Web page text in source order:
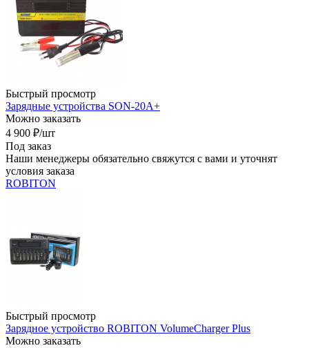
Быстрый просмотр
Зарядные устройства SON-20A+
Можно заказать
4 900 ₽/шт
Под заказ
Наши менеджеры обязательно свяжутся с вами и уточнят
условия заказа
ROBITON
Быстрый просмотр
Зарядное устройство ROBITON VolumeCharger Plus
Можно заказать